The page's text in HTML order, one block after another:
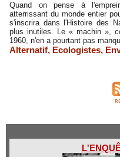
Quand on pense à
atterrissant du monde entier
s'inscrira dans l'Histoire des
plus inutiles. Le « machin »,
1960, n'en a pourtant pas
Alternatif, Ecologistes,